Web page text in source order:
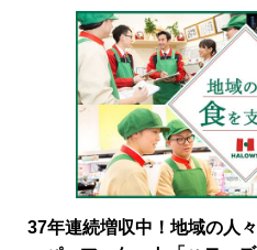
37年連続増収中！地域の人